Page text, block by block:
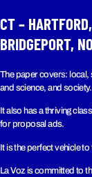
CT –
BRIDGEPORT,
The paper covers: local,
and science, and society.
It also has a thriving
for proposal ads.
It is the perfect vehicle
La Voz is committed to